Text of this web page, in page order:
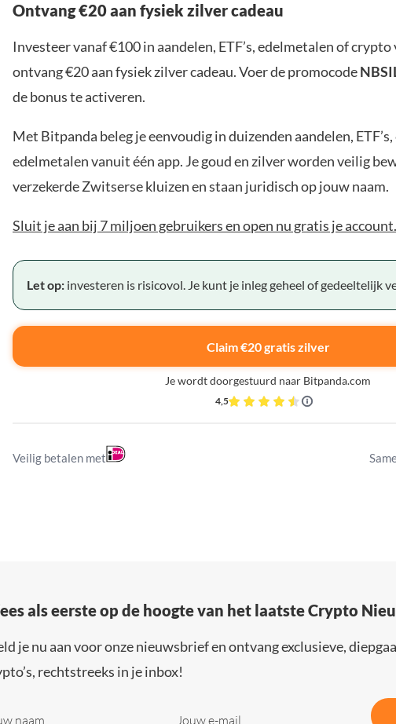
Ontvang €20 aan fysiek zilver cadeau
Investeer vanaf €100 in aandelen, ETF’s, edelmetalen of
ontvang €20 aan fysiek zilver cadeau. Voer de promocode
de bonus te activeren.
Met Bitpanda beleg je eenvoudig in duizenden aandelen,
edelmetalen vanuit één app. Je goud en zilver worden veilig
verzekerde Zwitserse kluizen en staan juridisch op jouw naam.
Sluit je aan bij 7 miljoen gebruikers en open nu gratis je account.
Let op: investeren is risicovol. Je kunt je inleg geheel of gedeeltelijk
Claim €20 gratis zilver
Je wordt doorgestuurd naar Bitpanda.com
4,5
Veilig betalen met
als eerste op de hoogte van het laatste Crypto
je nu aan voor onze nieuwsbrief en ontvang exclusieve,
rechtstreeks in je inbox!
naam Jouw e-mail